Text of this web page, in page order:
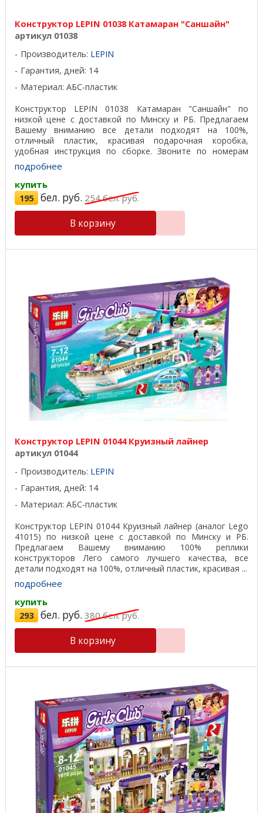
Конструктор LEPIN 01038 Катамаран "Саншайн"
артикул 01038
Производитель: LEPIN
Гарантия, дней: 14
Материал: АБС-пластик
Конструктор LEPIN 01038 Катамаран "Саншайн" по
низкой цене с доставкой по Минску и РБ. Предлагаем
Вашему вниманию все детали подходят на 100%,
отличный пластик, красивая подарочная коробка,
удобная инструкция по сборке. Звоните по номерам
телефонов ...
подробнее
купить
195 бел. руб. 254бел. руб.
В корзину
Конструктор LEPIN 01044 Круизный лайнер
артикул 01044
Производитель: LEPIN
Гарантия, дней: 14
Материал: АБС-пластик
Конструктор LEPIN 01044 Круизный лайнер (аналог Lego
41015) по низкой цене с доставкой по Минску и РБ.
Предлагаем Вашему вниманию 100% реплики
конструкторов Лего самого лучшего качества, все
детали подходят на 100%, отличный пластик, красивая ...
подробнее
купить
293 бел. руб. 380бел. руб.
В корзину